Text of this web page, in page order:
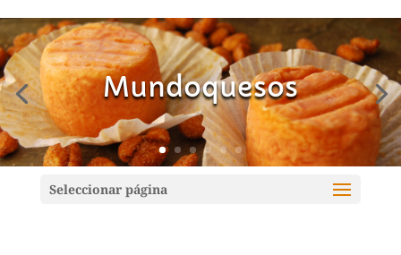
Mundoquesos
Seleccionar página